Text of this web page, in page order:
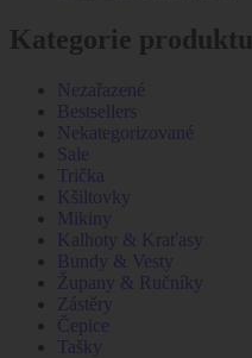
Kategorie produktu
Nezařazené
Bestsellers
Nekategorizované
Sale
Trička
Kšiltovky
Mikiny
Kalhoty & Kraťasy
Bundy & Vesty
Župany & Ručníky
Zástěry
Čepice
Tašky